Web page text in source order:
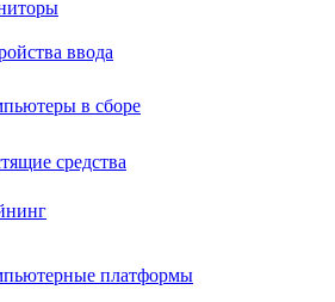
ввода
в сборе
средства
платформы